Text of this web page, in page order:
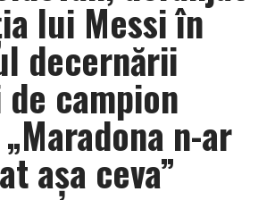
lui Messi în
decernării
campion
n-ar
aşa ceva”